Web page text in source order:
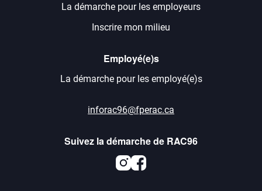
La démarche pour les employeurs
Inscrire mon milieu
Employé(e)s
La démarche pour les employé(e)s
inforac96@fperac.ca
Suivez la démarche de RAC96
Instagram
Facebook